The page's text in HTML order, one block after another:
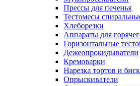
Прессы для печенья
Тестомесы
Хлеборезки
Аппараты для
Горизонтальные
Дежеопрокидыватели
Кремоварки
Нарезка тортов и
Опрыскиватели